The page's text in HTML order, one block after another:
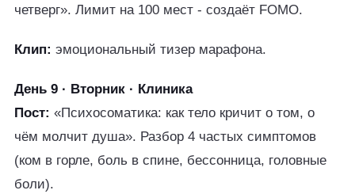
четверг». Лимит на 100 мест - создаёт FOMO.
Клип: эмоциональный тизер марафона.
День 9 · Вторник · Клиника
Пост: «Психосоматика: как тело кричит о том, о
чём молчит душа». Разбор 4 частых симптомов
(ком в горле, боль в спине, бессонница, головные
боли).